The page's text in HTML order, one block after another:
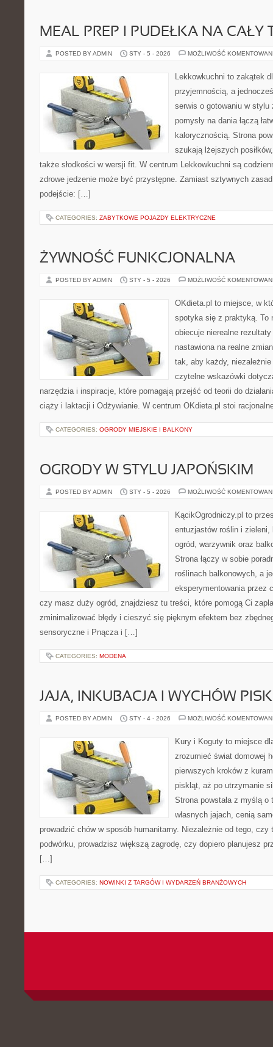
MEAL PREP I PUDEŁKA NA CAŁY
POSTED BY ADMIN STY - 5 - 2026 MOŻLIWOŚĆ
Lekkowkuchni to zakątek
przyjemnością, a
serwis o gotowaniu w stylu
pomysły na dania łączą
kalorycznością. Strona
szukają lżejszych
także słodkości w wersji fit. W centrum Lekkowkuchni są
zdrowe jedzenie może być przystępne. Zamiast sztywnych
podejście: […]
CATEGORIES: ZABYTKOWE POJAZDY ELEKTRYCZNE
ŻYWNOŚĆ FUNKCJONALNA
POSTED BY ADMIN STY - 5 - 2026 MOŻLIWOŚĆ
OKdieta.pl to miejsce, w
spotyka się z praktyką. To
obiecuje nierealne
nastawiona na realne
tak, aby każdy,
czytelne wskazówki
narzędzia i inspiracje, które pomagają przejść od teorii do
ciąży i laktacji i Odżywianie. W centrum OKdieta.pl stoi
CATEGORIES: OGRODY MIEJSKIE I BALKONY
OGRODY W STYLU JAPOŃSKIM
POSTED BY ADMIN STY - 5 - 2026 MOŻLIWOŚĆ
KącikOgrodniczy.pl to
entuzjastów roślin i
ogród, warzywnik oraz
Strona łączy w sobie
roślinach balkonowych, a
eksperymentowania przez
czy masz duży ogród, znajdziesz tu treści, które pomogą Ci
zminimalizować błędy i cieszyć się pięknym efektem bez
sensoryczne i Pnącza i […]
CATEGORIES: MODENA
JAJA, INKUBACJA I WYCHÓW
POSTED BY ADMIN STY - 4 - 2026 MOŻLIWOŚĆ
Kury i Koguty to miejsce
zrozumieć świat domowej
pierwszych kroków z
piskląt, aż po utrzymanie
Strona powstała z myślą
własnych jajach, cenią
prowadzić chów w sposób humanitarny. Niezależnie od tego,
podwórku, prowadzisz większą zagrodę, czy dopiero planujesz
[…]
CATEGORIES: NOWINKI Z TARGÓW I WYDARZEŃ BRANŻOWYCH